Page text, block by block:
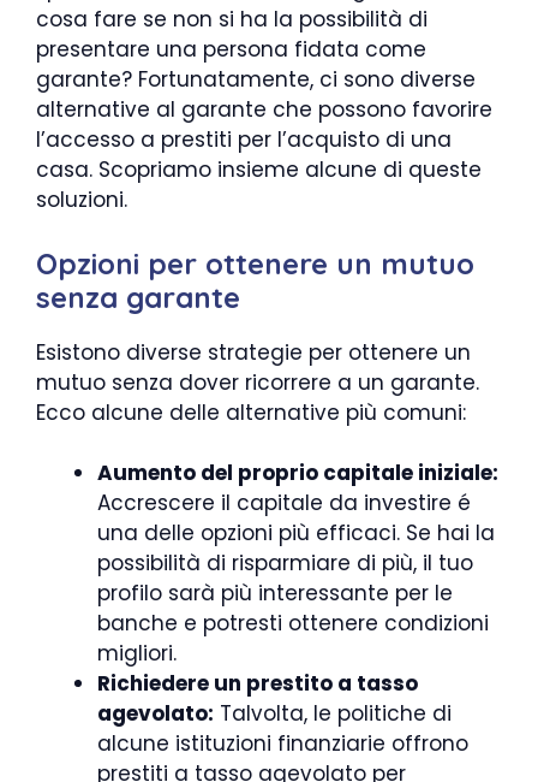
cosa fare se non si ha la possibilità di
presentare una persona fidata come
garante? Fortunatamente, ci sono diverse
alternative al garante che possono favorire
l’accesso a prestiti per l’acquisto di una
casa. Scopriamo insieme alcune di queste
soluzioni.
Opzioni per ottenere un mutuo
senza garante
Esistono diverse strategie per ottenere un
mutuo senza dover ricorrere a un garante.
Ecco alcune delle alternative più comuni:
Aumento del proprio capitale iniziale:
Accrescere il capitale da investire é
una delle opzioni più efficaci. Se hai la
possibilità di risparmiare di più, il tuo
profilo sarà più interessante per le
banche e potresti ottenere condizioni
migliori.
Richiedere un prestito a tasso
agevolato: Talvolta, le politiche di
alcune istituzioni finanziarie offrono
prestiti a tasso agevolato per